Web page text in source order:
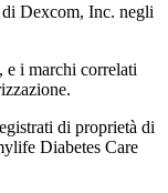
Dexcom, Inc. negli
e i marchi correlati
di proprietà di
Diabetes Care